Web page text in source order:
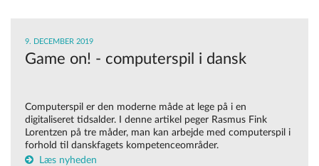
9. DECEMBER 2019
Game on! - computerspil i dansk
Computerspil er den moderne måde at lege på i en
digitaliseret tidsalder. I denne artikel peger Rasmus Fink
Lorentzen på tre måder, man kan arbejde med computerspil i
forhold til danskfagets kompetenceområder.
Læs nyheden